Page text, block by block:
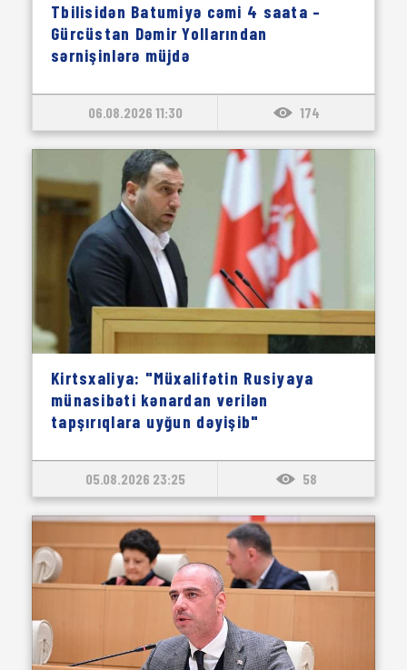
Tbilisidən Batumiyə cəmi 4 saata –
Gürcüstan Dəmir Yollarından
sərnişinlərə müjdə
06.08.2026 11:30 174
Kirtsxaliya: "Müxalifətin Rusiyaya
münasibəti kənardan verilən
tapşırıqlara uyğun dəyişib"
05.08.2026 23:25 58